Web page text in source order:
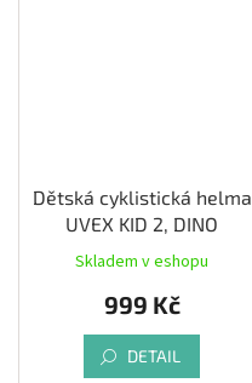
Dětská cyklistická helma
UVEX KID 2, DINO
Skladem v eshopu
999 Kč
DETAIL